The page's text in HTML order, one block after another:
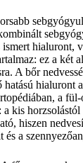
hialuront,
ez a két
A bőr
hialuront
a fül-
kis horzsolástól
hiszen
és a